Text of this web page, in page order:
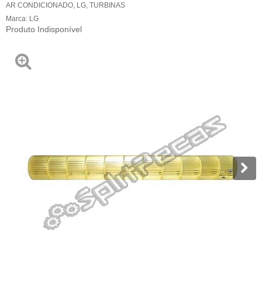
AR CONDICIONADO LG TURBINAS
Marca: LG
Produto Indisponível